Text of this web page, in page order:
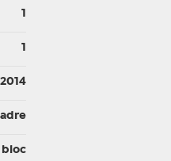
2014
bloc